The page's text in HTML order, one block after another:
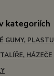
kategoriích
GUMY, PLASTU
HÁZEČE